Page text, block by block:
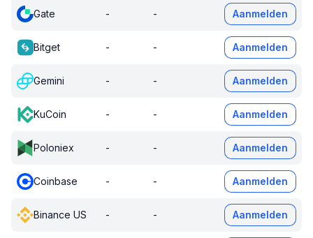
Gate - - Aanmelden
Bitget - - Aanmelden
Gemini - - Aanmelden
KuCoin - - Aanmelden
Poloniex - - Aanmelden
Coinbase - - Aanmelden
Binance US - - Aanmelden